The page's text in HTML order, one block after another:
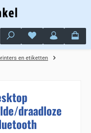
Je hebt 0 items op
en etiketten
draadloze